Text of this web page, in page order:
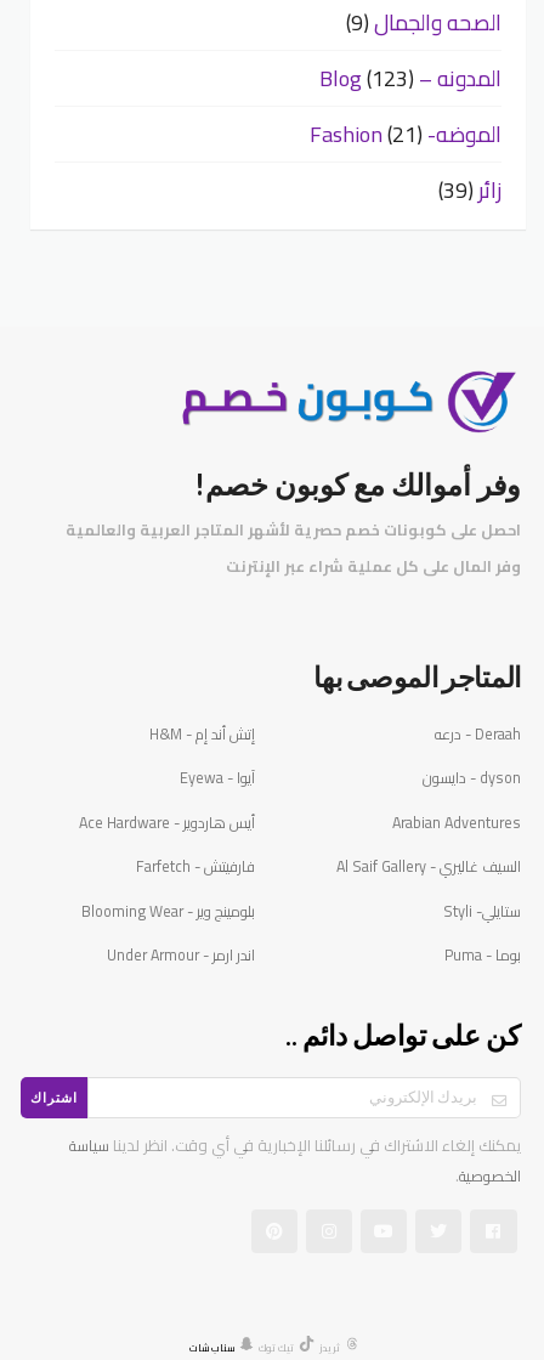
الصحه والجمال(9)
المدونه – Blog(123)
الموضه- Fashion(21)
زائر(39)
وفر أموالك مع كوبون خصم!
احصل على كوبونات خصم حصرية لأشهر المتاجر العربية والعالمية
وفر المال على كل عملية شراء عبر الإنترنت
المتاجر الموصى بها
Deraah - درعه
إتش أند إم - H&M
dyson - دايسون
آيوا - Eyewa
Arabian Adventures
أيس هاردوير - Ace Hardware
السيف غاليري - Al Saif Gallery
فارفيتش - Farfetch
ستايلي- Styli
بلومينج وير - Blooming Wear
بوما - Puma
اندر ارمر - Under Armour
كن على تواصل دائم ..
اشتراك
يمكنك إلغاء الاشتراك في رسائلنا الإخبارية في أي وقت. انظر لدينا سياسة
الخصوصية.
ثريدز تيك توك سناب شات